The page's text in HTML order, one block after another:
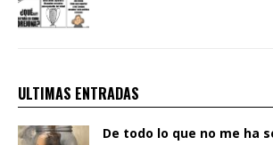
ULTIMAS ENTRADAS
De todo lo que no me ha